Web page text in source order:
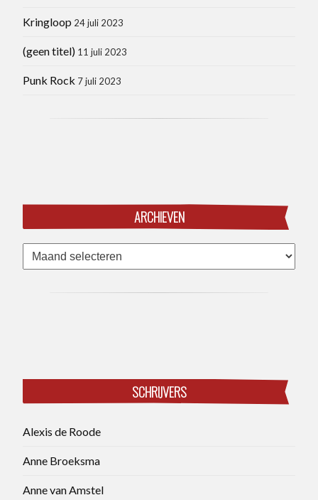
Kringloop 24 juli 2023
(geen titel) 11 juli 2023
Punk Rock 7 juli 2023
ARCHIEVEN
Archieven
SCHRIJVERS
Alexis de Roode
Anne Broeksma
Anne van Amstel